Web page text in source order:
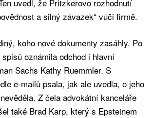
uvedl, že Pritzkerovo rozhodnutí
a silný závazek“ vůči firmě.
koho nové dokumenty zasáhly. Po
oznámila odchod i hlavní
Sachs Kathy Ruemmler. S
e-mailů psala, jak ale uvedla, o jeho
Z čela advokátní kanceláře
také Brad Karp, který s Epsteinem